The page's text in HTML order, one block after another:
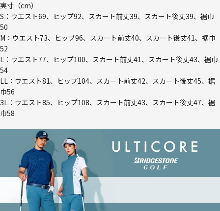
実寸（cm）
S：ウエスト69、ヒップ92、スカート前丈39、スカート後丈39、裾巾
50
M：ウエスト73、ヒップ96、スカート前丈40、スカート後丈41、裾巾
52
L：ウエスト77、ヒップ100、スカート前丈41、スカート後丈43、裾巾
54
LL：ウエスト81、ヒップ104、スカート前丈42、スカート後丈45、裾
巾56
3L：ウエスト85、ヒップ108、スカート前丈43、スカート後丈47、裾
巾58